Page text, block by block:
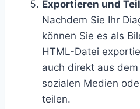
Exportieren und
Nachdem Sie Ihr
können Sie es als
HTML-Datei
auch direkt aus
sozialen Medien
teilen.